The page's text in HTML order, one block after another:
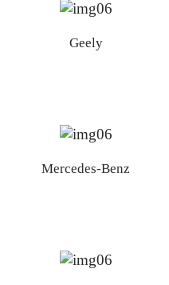
Geely
Mercedes-Benz